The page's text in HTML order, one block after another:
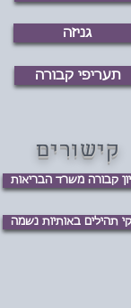
גניזה
תעריפי קבורה
קישורים
קבורה משרד הבריאות
תהילים באותיות נשמה